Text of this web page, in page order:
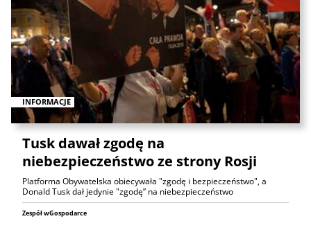
INFORMACJE
Tusk dawał zgodę na
niebezpieczeństwo ze strony Rosji
Platforma Obywatelska obiecywała "zgodę i bezpieczeństwo", a
Donald Tusk dał jedynie "zgodę” na niebezpieczeństwo
Zespół wGospodarce